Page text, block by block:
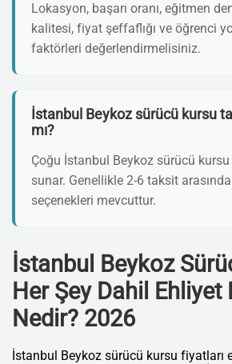
Lokasyon, başarı oranı, eğitmen
kalitesi, fiyat şeffaflığı ve öğrenci
faktörleri değerlendirmelisiniz.
İstanbul Beykoz sürücü kursu
mı?
Çoğu İstanbul Beykoz sürücü
sunar. Genellikle 2-6 taksit
seçenekleri mevcuttur.
İstanbul Beykoz
Her Şey Dahil Ehliyet
Nedir? 2026
İstanbul Beykoz sürücü kursu fiyatları